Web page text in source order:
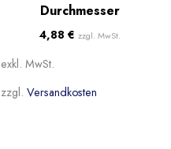
Durchmesser
4,88 € zzgl. MwSt.
exkl. MwSt.
zzgl. Versandkosten